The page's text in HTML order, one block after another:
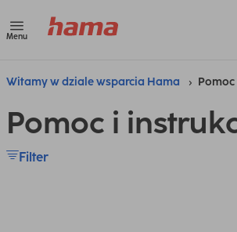
Menu
Witamy w dziale wsparcia Hama
Pomoc i
Filter